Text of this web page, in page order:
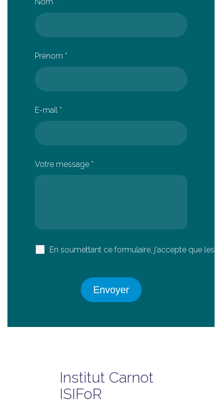
Prénom *
E-mail *
Votre message *
En soumettant ce formulaire, j'accepte que les
Institut Carnot
ISIFoR